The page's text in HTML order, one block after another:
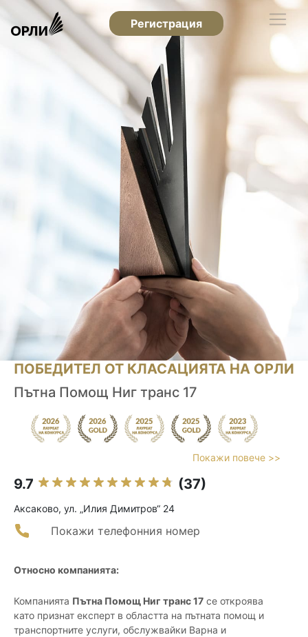
Регистрация
ПОБЕДИТЕЛ ОТ КЛАСАЦИЯТА НА ОРЛИ
Пътна Помощ Ниг транс 17
Покажи повече >>
9.7 (37)
Аксаково, ул. „Илия Димитров“ 24
Покажи телефонния номер
Относно компанията:
Компанията Пътна Помощ Ниг транс 17 се откроява
като признат експерт в областта на пътната помощ и
транспортните услуги, обслужвайки Варна и